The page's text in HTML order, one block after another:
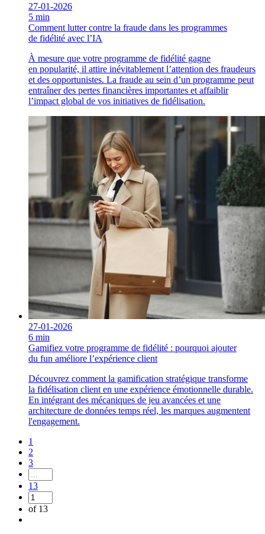
27-01-2026
5 min
Comment lutter contre la fraude dans les programmes
de fidélité avec l’IA
À mesure que votre programme de fidélité gagne
en popularité, il attire inévitablement l’attention des fraudeurs
et des opportunistes. La fraude au sein d’un programme peut
entraîner des pertes financières importantes et affaiblir
l’impact global de vos initiatives de fidélisation.
27-01-2026
6 min
Gamifiez votre programme de fidélité : pourquoi ajouter
du fun améliore l’expérience client
Découvrez comment la gamification stratégique transforme
la fidélisation client en une expérience émotionnelle durable.
En intégrant des mécaniques de jeu avancées et une
architecture de données temps réel, les marques augmentent
l'engagement.
1
2
3
13
of 13